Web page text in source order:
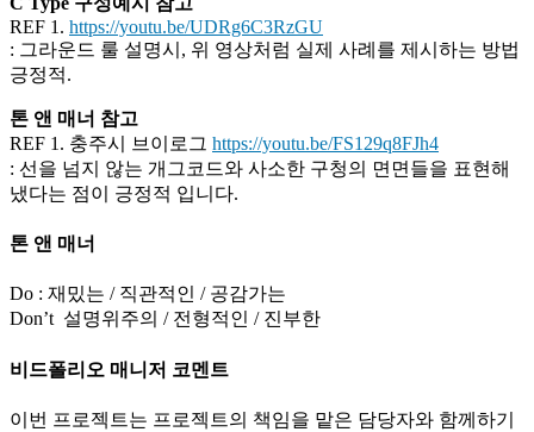
REF 1. https://youtu.be/UDRg6C3RzGU
: 그라운드 룰 설명시, 위 영상처럼 실제 사례를 제시하는 방법
긍정적.
톤 앤 매너 참고
REF 1. 충주시 브이로그 https://youtu.be/FS129q8FJh4
: 선을 넘지 않는 개그코드와 사소한 구청의 면면들을 표현해
냈다는 점이 긍정적 입니다.
톤 앤 매너
Do : 재밌는 / 직관적인 / 공감가는
Don’t 설명위주의 / 전형적인 / 진부한
비드폴리오 매니저 코멘트
이번 프로젝트는 프로젝트의 책임을 맡은 담당자와 함께하기